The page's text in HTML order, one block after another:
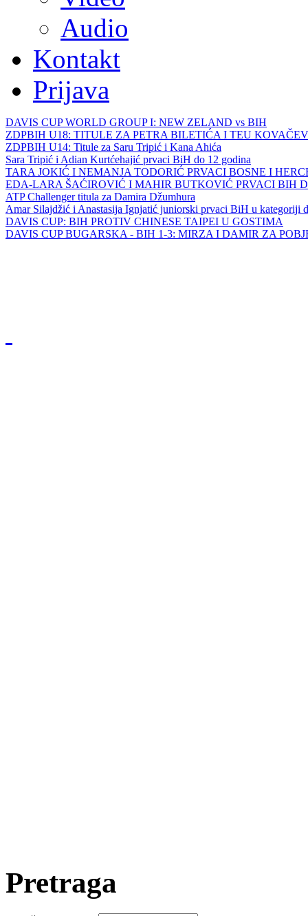
Audio
Kontakt
Prijava
DAVIS CUP WORLD GROUP I: NEW ZELAND vs BIH
ZDPBIH U18: TITULE ZA PETRA BILETIĆA I TEU
ZDPBIH U14: Titule za Saru Tripić i Kana Ahića
Sara Tripić i Adian Kurtćehajić prvaci BiH do 12 godina
TARA JOKIĆ I NEMANJA TODORIĆ PRVACI BOSNE I
EDA-LARA ŠAĆIROVIĆ I MAHIR BUTKOVIĆ PRVACI BIH
ATP Challenger titula za Damira Džumhura
Amar Silajdžić i Anastasija Ignjatić juniorski prvaci BiH u kategoriji
DAVIS CUP: BIH PROTIV CHINESE TAIPEI U GOSTIMA
DAVIS CUP BUGARSKA - BIH 1-3: MIRZA I DAMIR ZA
Pretraga